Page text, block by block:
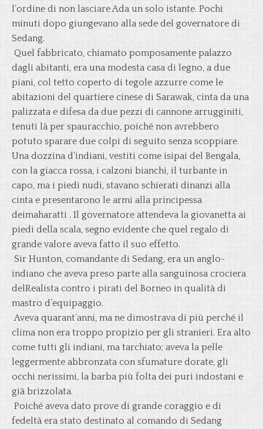
l’ordine di non lasciare Ada un solo istante. Pochi
minuti dopo giungevano alla sede del governatore di
Sedang.
Quel fabbricato, chiamato pomposamente palazzo
dagli abitanti, era una modesta casa di legno, a due
piani, col tetto coperto di tegole azzurre come le
abitazioni del quartiere cinese di Sarawak, cinta da una
palizzata e difesa da due pezzi di cannone arrugginiti,
tenuti là per spauracchio, poiché non avrebbero
potuto sparare due colpi di seguito senza scoppiare.
Una dozzina d’indiani, vestiti come isipai del Bengala,
con la giacca rossa, i calzoni bianchi, il turbante in
capo, ma i piedi nudi, stavano schierati dinanzi alla
cinta e presentarono le armi alla principessa
deimaharatti . Il governatore attendeva la giovanetta ai
piedi della scala, segno evidente che quel regalo di
grande valore aveva fatto il suo effetto.
Sir Hunton, comandante di Sedang, era un anglo-
indiano che aveva preso parte alla sanguinosa crociera
delRealista contro i pirati del Borneo in qualità di
mastro d’equipaggio.
Aveva quarant’anni, ma ne dimostrava di più perché il
clima non era troppo propizio per gli stranieri. Era alto
come tutti gli indiani, ma tarchiato; aveva la pelle
leggermente abbronzata con sfumature dorate, gli
occhi nerissimi, la barba più folta dei puri indostani e
già brizzolata.
Poiché aveva dato prove di grande coraggio e di
fedeltà era stato destinato al comando di Sedang